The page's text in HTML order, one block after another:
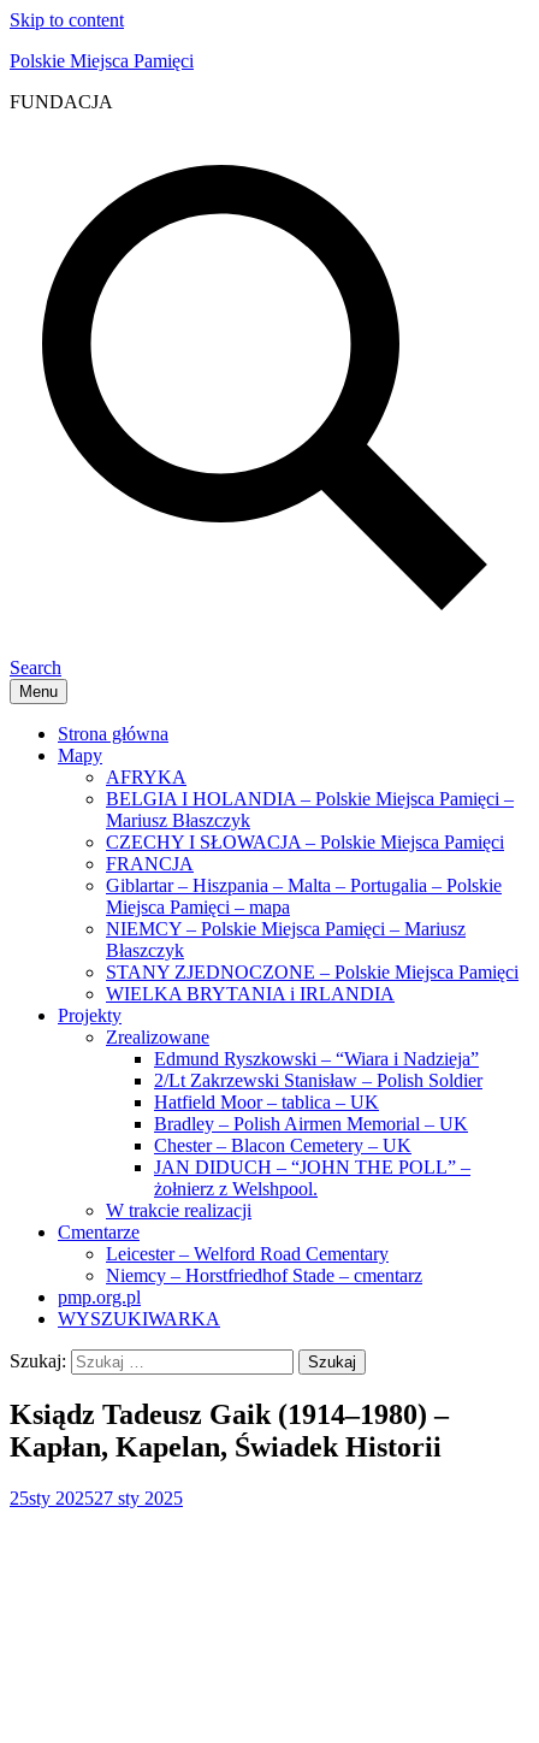
Skip to content
Polskie Miejsca Pamięci
FUNDACJA
Search
Menu
Strona główna
Mapy
AFRYKA
BELGIA I HOLANDIA – Polskie Miejsca Pamięci –
Mariusz Błaszczyk
CZECHY I SŁOWACJA – Polskie Miejsca Pamięci
FRANCJA
Giblartar – Hiszpania – Malta – Portugalia – Polskie
Miejsca Pamięci – mapa
NIEMCY – Polskie Miejsca Pamięci – Mariusz
Błaszczyk
STANY ZJEDNOCZONE – Polskie Miejsca Pamięci
WIELKA BRYTANIA i IRLANDIA
Projekty
Zrealizowane
Edmund Ryszkowski – “Wiara i Nadzieja”
2/Lt Zakrzewski Stanisław – Polish Soldier
Hatfield Moor – tablica – UK
Bradley – Polish Airmen Memorial – UK
Chester – Blacon Cemetery – UK
JAN DIDUCH – “JOHN THE POLL” –
żołnierz z Welshpool.
W trakcie realizacji
Cmentarze
Leicester – Welford Road Cementary
Niemcy – Horstfriedhof Stade – cmentarz
pmp.org.pl
WYSZUKIWARKA
Szukaj:
Ksiądz Tadeusz Gaik (1914–1980) –
Kapłan, Kapelan, Świadek Historii
25sty 202527 sty 2025